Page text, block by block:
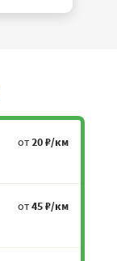
от20 ₽/км
от45 ₽/км